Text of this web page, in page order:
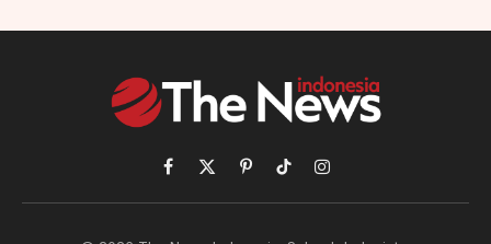
Facebook
X
(Twitter)
PinterestTikTokInstagram